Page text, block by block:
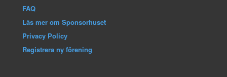
FAQ
Läs mer om Sponsorhuset
Privacy Policy
Registrera ny förening